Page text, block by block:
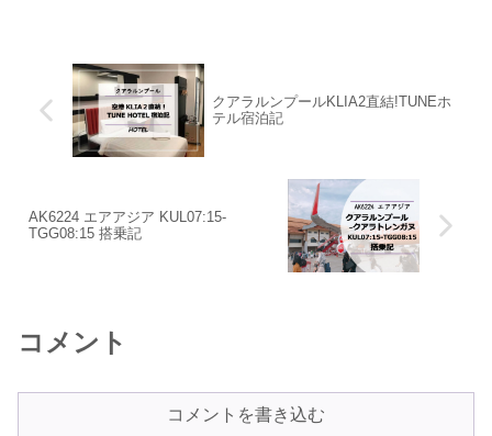
ると一部屋14万はするところ、
なんとクアラルンプールは１万円
クアラルンプールKLIA2直結!TUNEホ
テル宿泊記
AK6224 エアアジア KUL07:15-
TGG08:15 搭乗記
コメント
コメントを書き込む